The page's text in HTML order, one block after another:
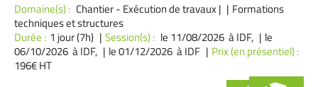
Domaine(s) : Chantier - Exécution de travaux|
Formations
techniques et structures
Durée : 1 jour (7h) Session(s) : le 11/08/2026 à IDF,
le
06/10/2026 à IDF,
le 01/12/2026 à IDF
Prix (en présentiel) :
196€ HT